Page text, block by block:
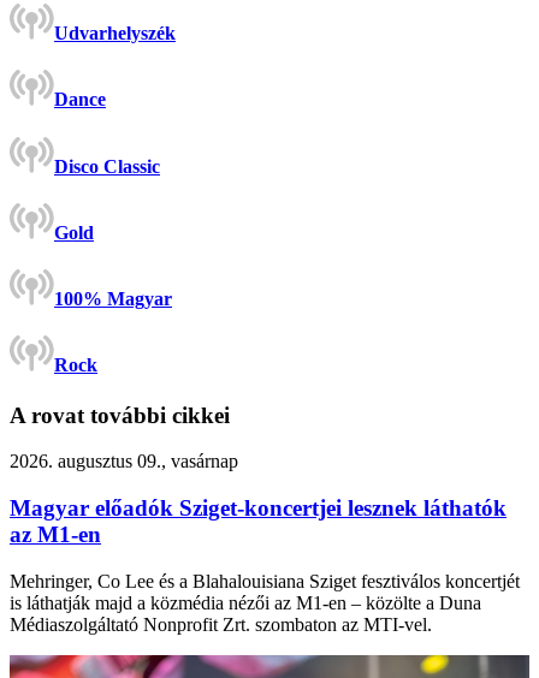
Udvarhelyszék
Dance
Disco Classic
Gold
100% Magyar
Rock
A rovat további cikkei
2026. augusztus 09., vasárnap
Magyar előadók Sziget-koncertjei lesznek láthatók
az M1-en
Mehringer, Co Lee és a Blahalouisiana Sziget fesztiválos koncertjét
is láthatják majd a közmédia nézői az M1-en – közölte a Duna
Médiaszolgáltató Nonprofit Zrt. szombaton az MTI-vel.